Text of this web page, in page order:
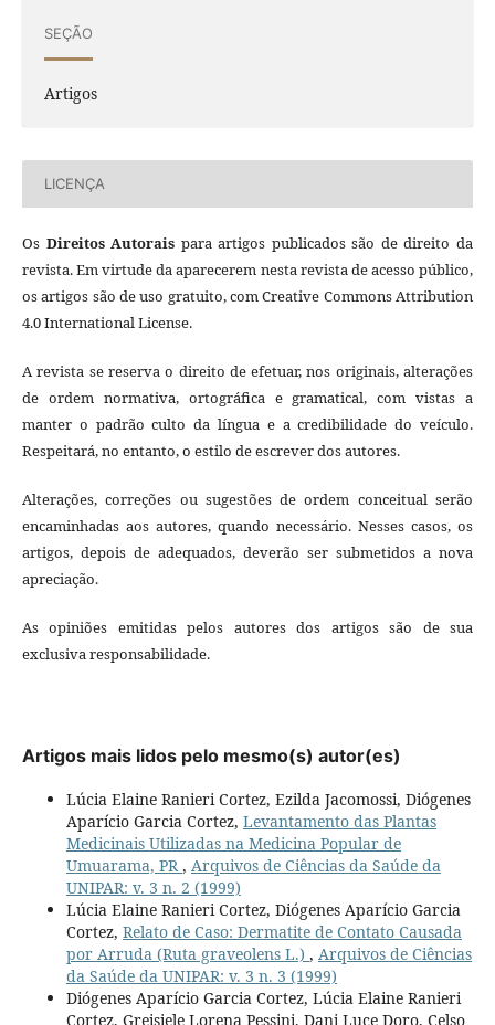
SEÇÃO
Artigos
LICENÇA
Os Direitos Autorais para artigos publicados são de direito da
revista. Em virtude da aparecerem nesta revista de acesso público,
os artigos são de uso gratuito, com Creative Commons Attribution
4.0 International License.
A revista se reserva o direito de efetuar, nos originais, alterações
de ordem normativa, ortográfica e gramatical, com vistas a
manter o padrão culto da língua e a credibilidade do veículo.
Respeitará, no entanto, o estilo de escrever dos autores.
Alterações, correções ou sugestões de ordem conceitual serão
encaminhadas aos autores, quando necessário. Nesses casos, os
artigos, depois de adequados, deverão ser submetidos a nova
apreciação.
As opiniões emitidas pelos autores dos artigos são de sua
exclusiva responsabilidade.
Artigos mais lidos pelo mesmo(s) autor(es)
Lúcia Elaine Ranieri Cortez, Ezilda Jacomossi, Diógenes
Aparício Garcia Cortez, Levantamento das Plantas
Medicinais Utilizadas na Medicina Popular de
Umuarama, PR , Arquivos de Ciências da Saúde da
UNIPAR: v. 3 n. 2 (1999)
Lúcia Elaine Ranieri Cortez, Diógenes Aparício Garcia
Cortez, Relato de Caso: Dermatite de Contato Causada
por Arruda (Ruta graveolens L.) , Arquivos de Ciências
da Saúde da UNIPAR: v. 3 n. 3 (1999)
Diógenes Aparício Garcia Cortez, Lúcia Elaine Ranieri
Cortez, Greisiele Lorena Pessini, Dani Luce Doro, Celso